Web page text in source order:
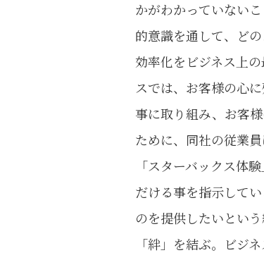
かがわかっていない
的意識を通して、ど
効率化をビジネス上
スでは、お客様の心
事に取り組み、お客
ために、同社の従業
「スターバックス体
だける事を指示して
のを提供したいとい
「絆」を結ぶ。ビジ